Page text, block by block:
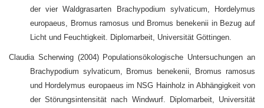
der vier Waldgrasarten Brachypodium sylvaticum, Hordelymus
europaeus, Bromus ramosus und Bromus benekenii in Bezug auf
Licht und Feuchtigkeit. Diplomarbeit, Universität Göttingen.
Claudia Scherwing (2004) Populationsökologische Untersuchungen an
Brachypodium sylvaticum, Bromus benekenii, Bromus ramosus
und Hordelymus europaeus im NSG Hainholz in Abhängigkeit von
der Störungsintensität nach Windwurf. Diplomarbeit, Universität